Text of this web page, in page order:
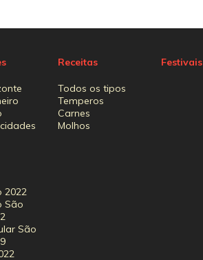
2022
São
São
Receitas
Todos os tipos
Temperos
Carnes
Molhos
Festivais